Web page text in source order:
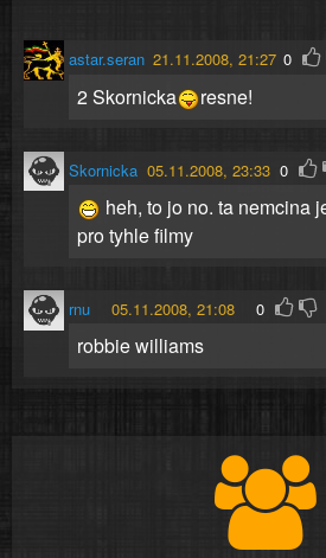
astar.seran 21.11.2008, 21:27 0
2 Skornicka resne!
Skornicka 05.11.2008, 23:33 0
heh, to jo no. ta nemcina
pro tyhle filmy
rnu 05.11.2008, 21:08 0
robbie williams